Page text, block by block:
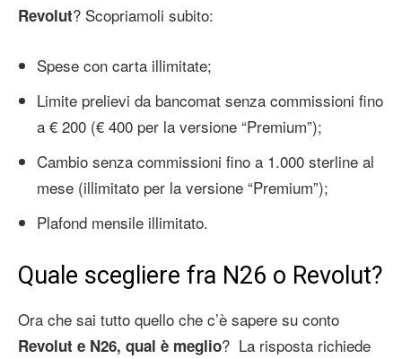
Revolut? Scopriamoli subito:
Spese con carta illimitate;
Limite prelievi da bancomat senza commissioni fino
a € 200 (€ 400 per la versione “Premium”);
Cambio senza commissioni fino a 1.000 sterline al
mese (illimitato per la versione “Premium”);
Plafond mensile illimitato.
Quale scegliere fra N26 o Revolut?
Ora che sai tutto quello che c’è sapere su conto
Revolut e N26, qual è meglio? La risposta richiede